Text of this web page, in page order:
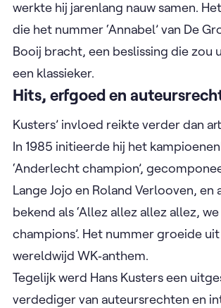
werkte hij jarenlang nauw samen.
die het nummer ‘Annabel’ van De
Booij bracht, een beslissing die zou
een klassieker.
Hits, erfgoed en
Kusters’ invloed reikte verder dan
In 1985 initieerde hij het
‘Anderlecht champion’,
Lange Jojo en Roland Verlooven, en
bekend als ‘Allez allez allez allez,
champions’. Het nummer groeide
wereldwijd WK‑anthem.
Tegelijk werd Hans Kusters een
verdediger van auteursrechten en